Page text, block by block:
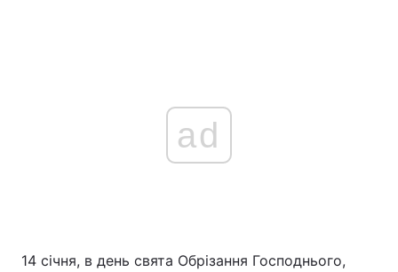
ad
14 січня, в день свята Обрізання Господнього,